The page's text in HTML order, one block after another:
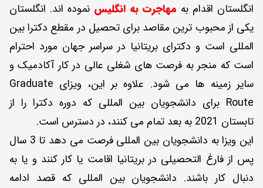
انگلستان اقدام به مهاجرت به انگلیس نموده اند. انگلستان
یکی از محبوب ترین مقاصد برای تحصیل در مقطع دکترا بین
المللی است و دکترای بریتانیا در سراسر جهان مورد احترام
است که منجر به فرصت های شغلی عالی در کار آکادمیک و
سایر زمینه ها می شود. علاوه بر این، ویزای Graduate
Route برای دانشجویان بین المللی که دوره دکترا را از
تابستان 2021 به بعد تمام می کنند، در دسترس است.
این ویزا به دانشجویان بین المللی فرصت می دهد تا 3 سال
پس از فارغ التحصیلی در بریتانیا اقامت یا کار کنند و یا به
دنبال کار باشند. دانشجویان بین المللی که قصد ادامه